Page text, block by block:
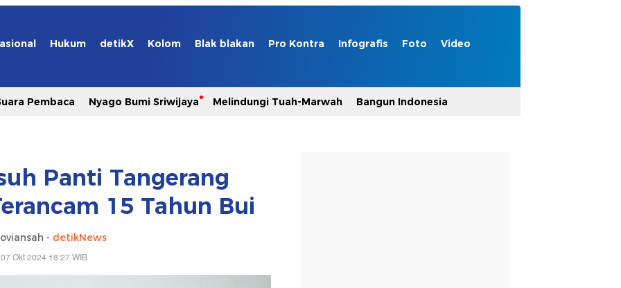
Hukum detikX Kolom Blak blakan Pro Kontra Infografis Foto Video
Pembaca Nyago Bumi Sriwijaya Melindungi Tuah-Marwah Bangun Indonesia
Panti Tangerang
15 Tahun Bui
- detikNews
Okt 2024 18:27 WIB